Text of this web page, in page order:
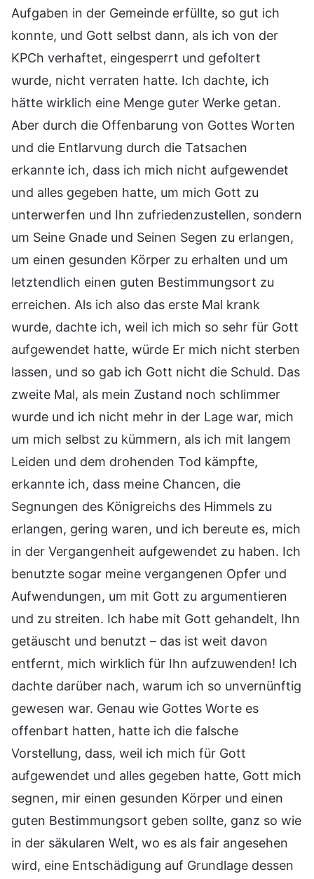
Aufgaben in der Gemeinde erfüllte, so gut ich
konnte, und Gott selbst dann, als ich von der
KPCh verhaftet, eingesperrt und gefoltert
wurde, nicht verraten hatte. Ich dachte, ich
hätte wirklich eine Menge guter Werke getan.
Aber durch die Offenbarung von Gottes Worten
und die Entlarvung durch die Tatsachen
erkannte ich, dass ich mich nicht aufgewendet
und alles gegeben hatte, um mich Gott zu
unterwerfen und Ihn zufriedenzustellen, sondern
um Seine Gnade und Seinen Segen zu erlangen,
um einen gesunden Körper zu erhalten und um
letztendlich einen guten Bestimmungsort zu
erreichen. Als ich also das erste Mal krank
wurde, dachte ich, weil ich mich so sehr für Gott
aufgewendet hatte, würde Er mich nicht sterben
lassen, und so gab ich Gott nicht die Schuld. Das
zweite Mal, als mein Zustand noch schlimmer
wurde und ich nicht mehr in der Lage war, mich
um mich selbst zu kümmern, als ich mit langem
Leiden und dem drohenden Tod kämpfte,
erkannte ich, dass meine Chancen, die
Segnungen des Königreichs des Himmels zu
erlangen, gering waren, und ich bereute es, mich
in der Vergangenheit aufgewendet zu haben. Ich
benutzte sogar meine vergangenen Opfer und
Aufwendungen, um mit Gott zu argumentieren
und zu streiten. Ich habe mit Gott gehandelt, Ihn
getäuscht und benutzt – das ist weit davon
entfernt, mich wirklich für Ihn aufzuwenden! Ich
dachte darüber nach, warum ich so unvernünftig
gewesen war. Genau wie Gottes Worte es
offenbart hatten, hatte ich die falsche
Vorstellung, dass, weil ich mich für Gott
aufgewendet und alles gegeben hatte, Gott mich
segnen, mir einen gesunden Körper und einen
guten Bestimmungsort geben sollte, ganz so wie
in der säkularen Welt, wo es als fair angesehen
wird, eine Entschädigung auf Grundlage dessen